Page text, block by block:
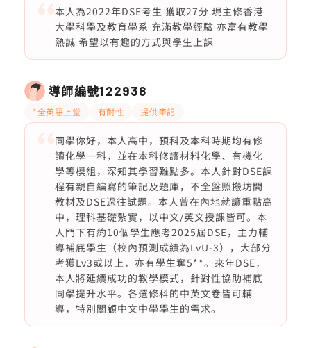
本人為2022年DSE考生 獲取27分 現主修香港
大學科學及教育學系 充滿教學經驗 亦富有教學
熱誠 希望以有趣的方式與學生上課
導師編號122938
*全英語上堂 有耐性 提供筆記
同學你好，本人高中，預科及本科時期均有修
讀化學一科，並在本科修讀材料化學、有機化
學等模組，深知其學習難點多。本人針對DSE課
程有親自編寫的筆記及題庫，不全盤照搬坊間
教材及DSE過往試題。本人曾在內地就讀重點高
中，理科基礎紮實，以中文/英文授課皆可。本
人門下有約10個學生應考2025屆DSE，主力輔
導補底學生（校內預測成績為LvU-3），大部分
考獲Lv3或以上，亦有學生奪5**。來年DSE，
本人將延續成功的教學模式，針對性協助補底
同學提升水平。各選修科的中英文卷皆可輔
導，特別關顧中文中學學生的需求。